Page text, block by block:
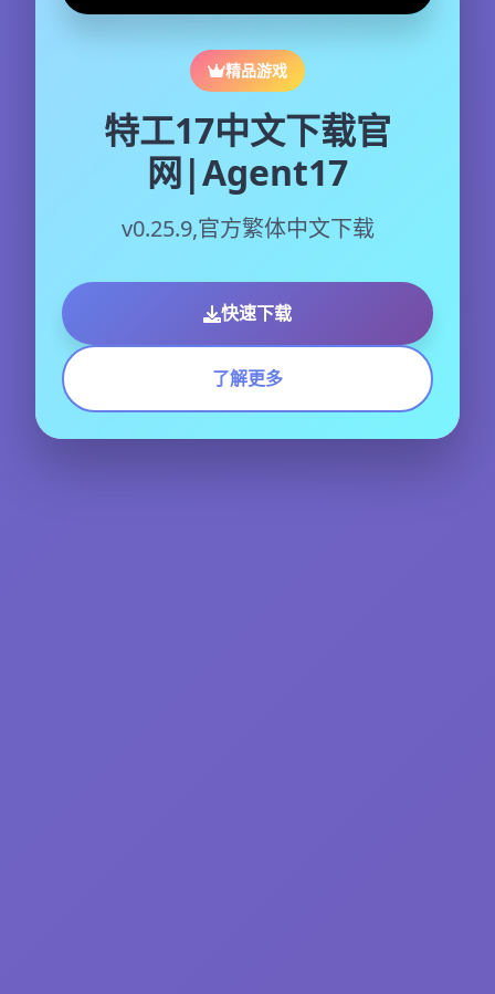
精品游戏
特工17中文下载官
网|Agent17
v0.25.9,官方繁体中文下载
快速下载
了解更多